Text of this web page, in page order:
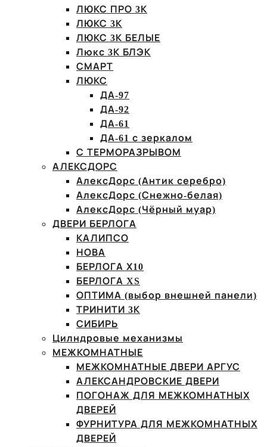
ЛЮКС ПРО 3К
ЛЮКС 3К
ЛЮКС 3К БЕЛЫЕ
Люкс 3К БЛЭК
СМАРТ
ЛЮКС
ДА-97
ДА-92
ДА-61
ДА-61 с зеркалом
С ТЕРМОРАЗРЫВОМ
АЛЕКСДОРС
АлексДорс (Антик серебро)
АлексДорс (Снежно-белая)
АлексДорс (Чёрный муар)
ДВЕРИ БЕРЛОГА
КАЛИПСО
НОВА
БЕРЛОГА Х10
БЕРЛОГА XS
ОПТИМА (выбор внешней панели)
ТРИНИТИ 3К
СИБИРЬ
Цилндровые механизмы
МЕЖКОМНАТНЫЕ
МЕЖКОМНАТНЫЕ ДВЕРИ АРГУС
АЛЕКСАНДРОВСКИЕ ДВЕРИ
ПОГОНАЖ ДЛЯ МЕЖКОМНАТНЫХ
ДВЕРЕЙ
ФУРНИТУРА ДЛЯ МЕЖКОМНАТНЫХ
ДВЕРЕЙ